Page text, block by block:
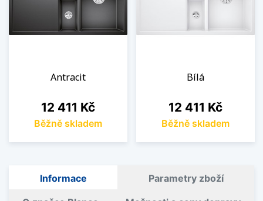
Antracit
Cena
12 411 Kč
Běžně skladem
Bílá
Cena
12 411 Kč
Běžně skladem
Informace Parametry zboží